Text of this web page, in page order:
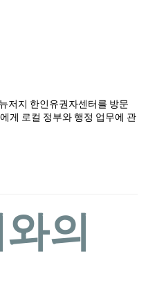
저지 한인유권자센터를 방문
게 로컬 정부와 행정 업무에 관
의